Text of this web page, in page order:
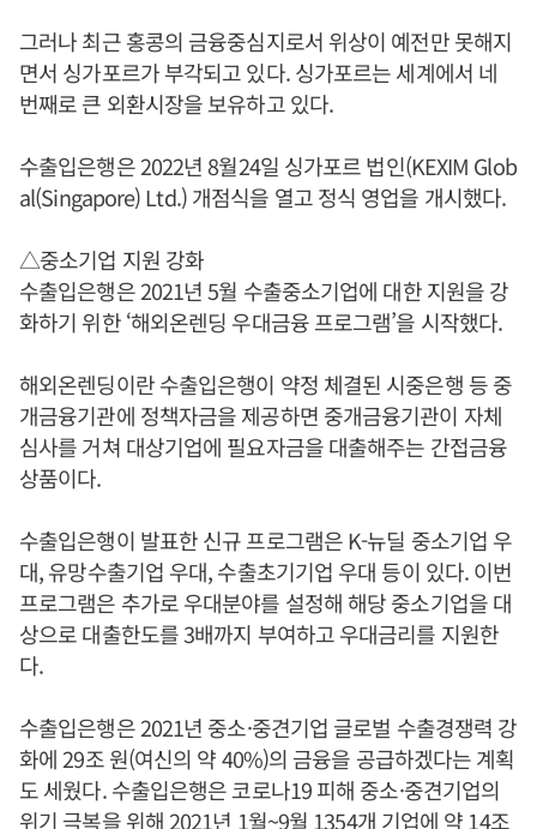
그러나 최근 홍콩의 금융중심지로서 위상이 예전만 못해지
면서 싱가포르가 부각되고 있다. 싱가포르는 세계에서 네
번째로 큰 외환시장을 보유하고 있다.
수출입은행은 2022년 8월24일 싱가포르 법인(KEXIM Glob
al(Singapore) Ltd.) 개점식을 열고 정식 영업을 개시했다.
△중소기업 지원 강화
수출입은행은 2021년 5월 수출중소기업에 대한 지원을 강
화하기 위한 ‘해외온렌딩 우대금융 프로그램’을 시작했다.
해외온렌딩이란 수출입은행이 약정 체결된 시중은행 등 중
개금융기관에 정책자금을 제공하면 중개금융기관이 자체
심사를 거쳐 대상기업에 필요자금을 대출해주는 간접금융
상품이다.
수출입은행이 발표한 신규 프로그램은 K-뉴딜 중소기업 우
대, 유망수출기업 우대, 수출초기기업 우대 등이 있다. 이번
프로그램은 추가로 우대분야를 설정해 해당 중소기업을 대
상으로 대출한도를 3배까지 부여하고 우대금리를 지원한
다.
수출입은행은 2021년 중소·중견기업 글로벌 수출경쟁력 강
화에 29조 원(여신의 약 40%)의 금융을 공급하겠다는 계획
도 세웠다. 수출입은행은 코로나19 피해 중소·중견기업의
위기 극복을 위해 2021년 1월~9월 1354개 기업에 약 14조